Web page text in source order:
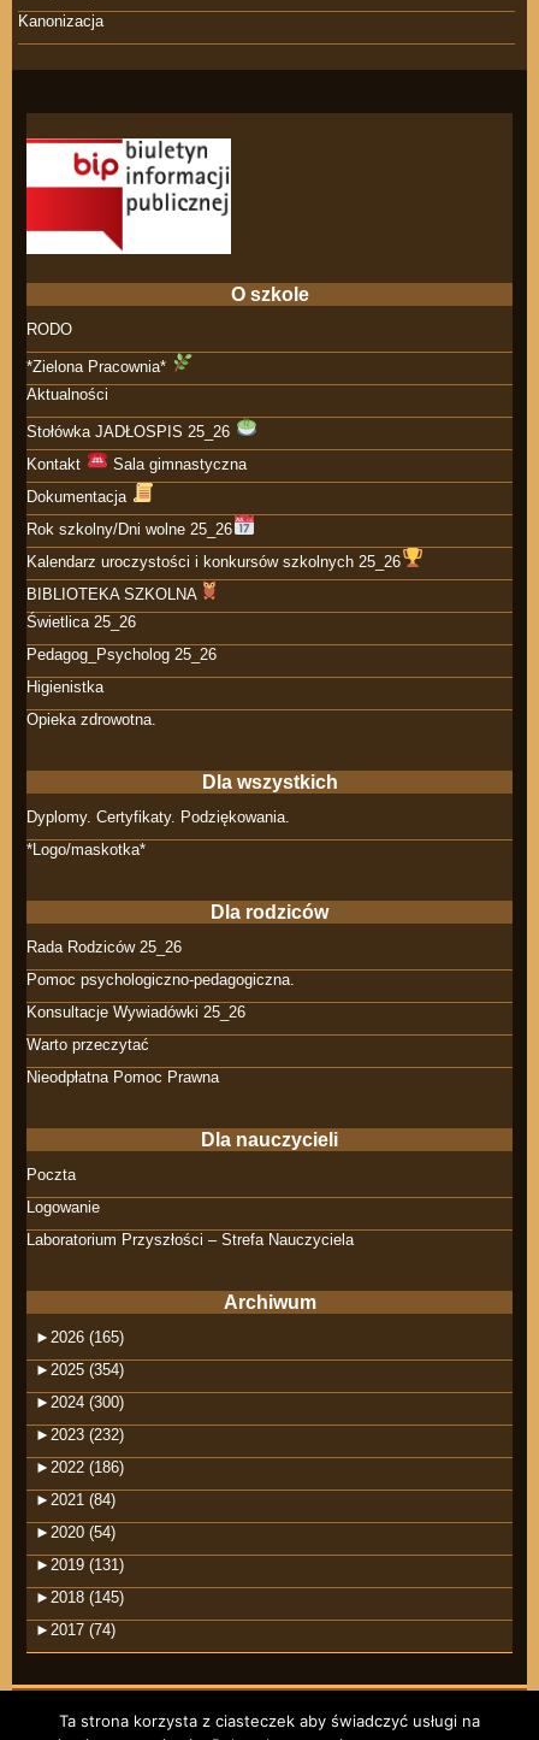
Kanonizacja
O szkole
RODO
*Zielona Pracownia*
Aktualności
Stołówka JADŁOSPIS 25_26
Kontakt
Sala gimnastyczna
Dokumentacja
Rok szkolny/Dni wolne 25_26
Kalendarz uroczystości i konkursów szkolnych 25_26
BIBLIOTEKA SZKOLNA
Świetlica 25_26
Pedagog_Psycholog 25_26
Higienistka
Opieka zdrowotna.
Dla wszystkich
Dyplomy. Certyfikaty. Podziękowania.
*Logo/maskotka*
Dla rodziców
Rada Rodziców 25_26
Pomoc psychologiczno-pedagogiczna.
Konsultacje Wywiadówki 25_26
Warto przeczytać
Nieodpłatna Pomoc Prawna
Dla nauczycieli
Poczta
Logowanie
Laboratorium Przyszłości – Strefa Nauczyciela
Archiwum
► 2026 (165)
► 2025 (354)
► 2024 (300)
► 2023 (232)
► 2022 (186)
► 2021 (84)
► 2020 (54)
► 2019 (131)
► 2018 (145)
► 2017 (74)
Ta strona korzysta z ciasteczek aby świadczyć usługi na